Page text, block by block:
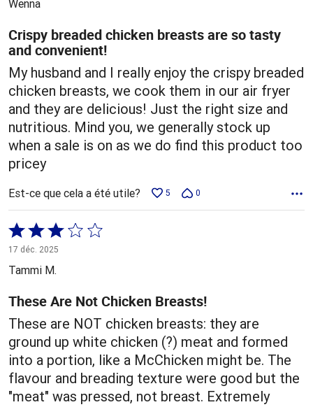
Wenna
Crispy breaded chicken breasts are so tasty
and convenient!
My husband and I really enjoy the crispy breaded
chicken breasts, we cook them in our air fryer
and they are delicious! Just the right size and
nutritious. Mind you, we generally stock up
when a sale is on as we do find this product too
pricey
Est-ce que cela a été utile? 5 0
Coté
3 sur
5
17 déc. 2025
Tammi M.
These Are Not Chicken Breasts!
These are NOT chicken breasts: they are
ground up white chicken (?) meat and formed
into a portion, like a McChicken might be. The
flavour and breading texture were good but the
"meat" was pressed, not breast. Extremely